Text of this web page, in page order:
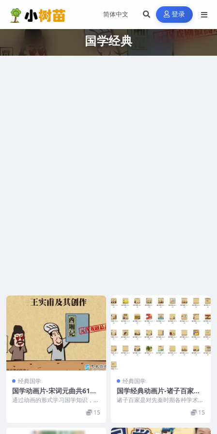
登录
国学经典
经典国学
国学动画片-宋词元曲共61集
（MP4）
通过动画的形式学习国学知识，大
语文国学知识学习视频课程 资源
15
经典国学
国学经典动画片-诸子百家
（共37集MP4）
诸子百家是对先秦时期各种学术流
派的总称，其中最有影响的主要有
15